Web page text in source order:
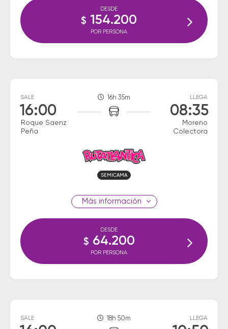
DESDE
$ 154.200
POR PERSONA
SALE
16:00
Roque Saenz
Peña
16h 35m LLEGA
08:35
Moreno
Colectora
SEMICAMA
información
DESDE
$ 64.200
POR PERSONA
SALE 18h 50m LLEGA